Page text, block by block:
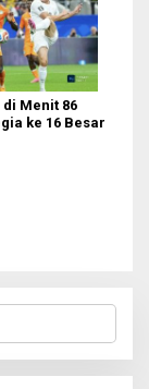
Menit 86
ke 16 Besar